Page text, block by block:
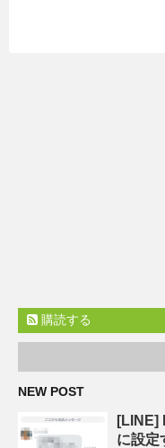
購読する
NEW POST
[LINE]
に設定